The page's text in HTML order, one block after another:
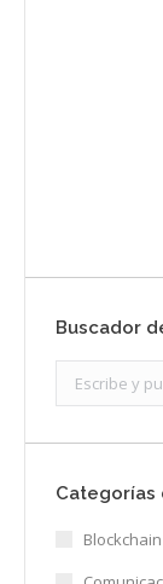
Buscador
Categorías
Blockchain